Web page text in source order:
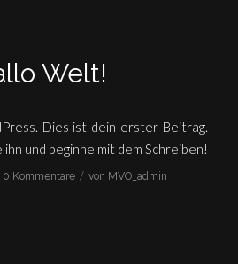
Welt!
Dies ist dein erster Beitrag.
und beginne mit dem Schreiben!
0 Kommentare / von MVO_admin